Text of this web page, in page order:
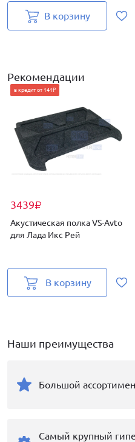
В корзину
Рекомендации
3439₽
в кредит от 141₽
Акустическая полка VS-Avto
для Лада Икс Рей
В корзину
Наши преимущества
Большой
Самый крупный